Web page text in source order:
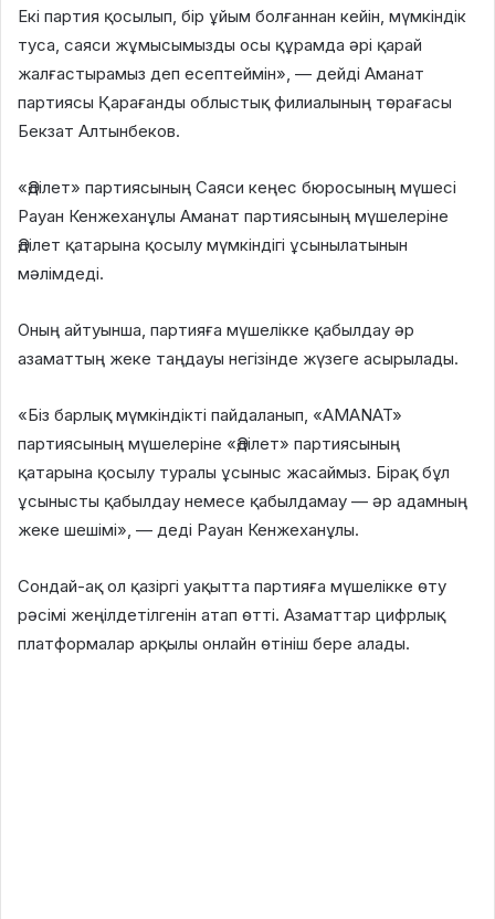
Екі партия қосылып, бір ұйым болғаннан кейін, мүмкіндік
туса, саяси жұмысымызды осы құрамда әрі қарай
жалғастырамыз деп есептеймін», — дейді Аманат
партиясы Қарағанды облыстық филиалының төрағасы
Бекзат Алтынбеков.
«Әділет» партиясының Саяси кеңес бюросының мүшесі
Рауан Кенжеханұлы Аманат партиясының мүшелеріне
Әділет қатарына қосылу мүмкіндігі ұсынылатынын
мәлімдеді.
Оның айтуынша, партияға мүшелікке қабылдау әр
азаматтың жеке таңдауы негізінде жүзеге асырылады.
«Біз барлық мүмкіндікті пайдаланып, «AMANAT»
партиясының мүшелеріне «Әділет» партиясының
қатарына қосылу туралы ұсыныс жасаймыз. Бірақ бұл
ұсынысты қабылдау немесе қабылдамау — әр адамның
жеке шешімі», — деді Рауан Кенжеханұлы.
Сондай-ақ ол қазіргі уақытта партияға мүшелікке өту
рәсімі жеңілдетілгенін атап өтті. Азаматтар цифрлық
платформалар арқылы онлайн өтініш бере алады.